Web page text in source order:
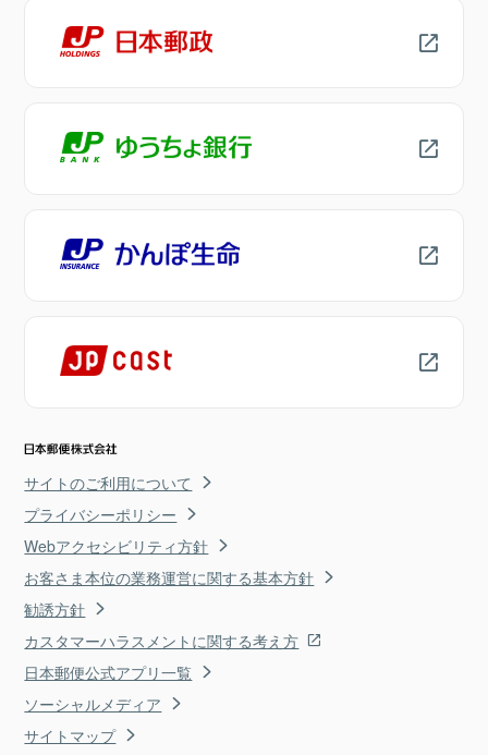
サイトのご利用について
プライバシーポリシー
Webアクセシビリティ方針
お客さま本位の業務運営に関する基本方針
勧誘方針
カスタマーハラスメントに関する考え方
日本郵便公式アプリ一覧
ソーシャルメディア
サイトマップ